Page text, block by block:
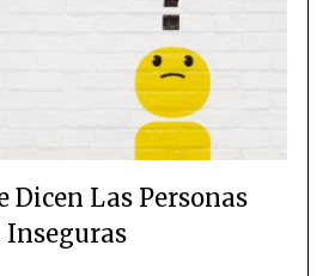
Dicen Las Personas
Inseguras